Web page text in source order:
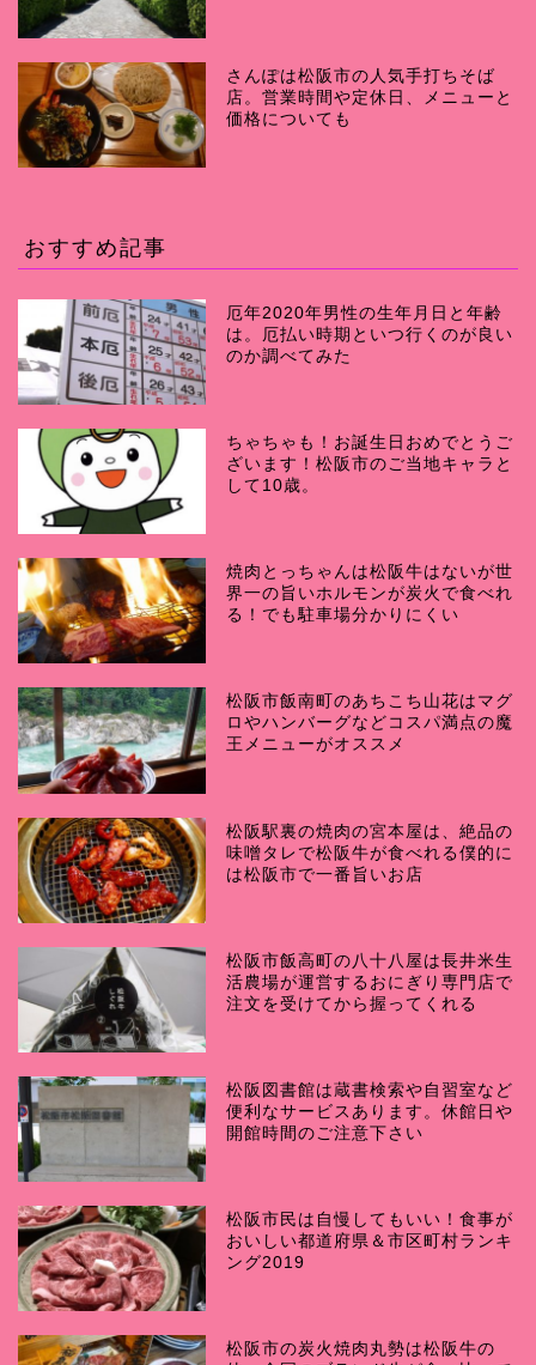
さんぽは松阪市の人気手打ちそば
店。営業時間や定休日、メニューと
価格についても
おすすめ記事
厄年2020年男性の生年月日と年齢
は。厄払い時期といつ行くのが良い
のか調べてみた
ちゃちゃも！お誕生日おめでとうご
ざいます！松阪市のご当地キャラと
して10歳。
焼肉とっちゃんは松阪牛はないが世
界一の旨いホルモンが炭火で食べれ
る！でも駐車場分かりにくい
松阪市飯南町のあちこち山花はマグ
ロやハンバーグなどコスパ満点の魔
王メニューがオススメ
松阪駅裏の焼肉の宮本屋は、絶品の
味噌タレで松阪牛が食べれる僕的に
は松阪市で一番旨いお店
松阪市飯高町の八十八屋は長井米生
活農場が運営するおにぎり専門店で
注文を受けてから握ってくれる
松阪図書館は蔵書検索や自習室など
便利なサービスあります。休館日や
開館時間のご注意下さい
松阪市民は自慢してもいい！食事が
おいしい都道府県＆市区町村ランキ
ング2019
松阪市の炭火焼肉丸勢は松阪牛の